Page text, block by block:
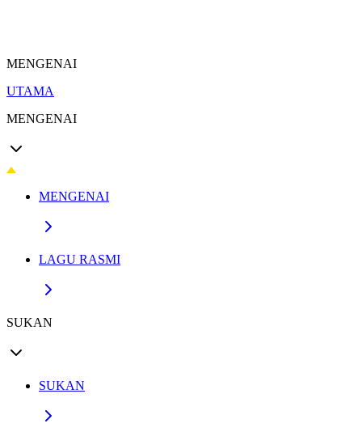
MENGENAI
UTAMA
MENGENAI
MENGENAI
LAGU RASMI
SUKAN
SUKAN